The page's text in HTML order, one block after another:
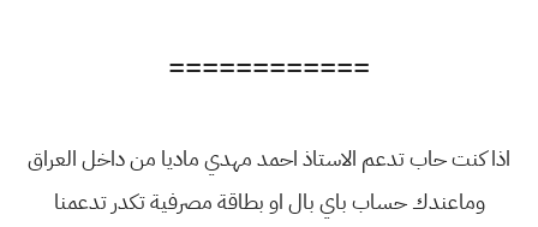
============
اذا كنت حاب تدعم الاستاذ احمد مهدي ماديا من داخل العراق
وماعندك حساب باي بال او بطاقة مصرفية تكدر تدعمنا